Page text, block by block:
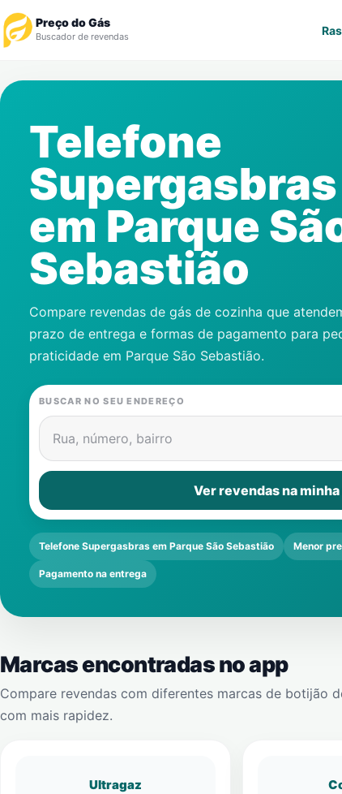
Preço do Gás
Buscador de revendas
Revendedor
Notícias
Cadastre-se
Gás
Telefone
Supergasbras
emParque
Sebastião
Compare revendas de gás de cozinha que
prazo de entrega e formas de pagamento para
praticidade em Parque São Sebastião.
BUSCAR NO SEU ENDEREÇO
Rua, número, bairro
Ver revendas na
Telefone Supergasbras em Parque São Sebastião Menor
Pagamento na entrega
Marcas encontradas no app
Compare revendas com diferentes marcas de botijão
com mais rapidez.
Ultragaz